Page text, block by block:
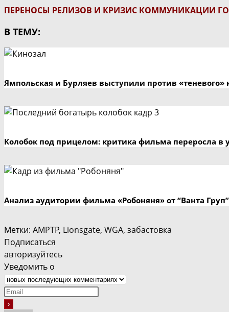
ПЕРЕНОСЫ РЕЛИЗОВ И КРИЗИС КОММУНИКАЦИИ
В ТЕМУ:
Ямпольская и Бурляев выступили против «теневого»
Колобок под прицелом: критика фильма переросла в
Анализ аудитории фильма «Робоняня» от “Ванта Груп”
Метки: AMPTP, Lionsgate, WGA, забастовка
Подписаться
авторизуйтесь
Уведомить о